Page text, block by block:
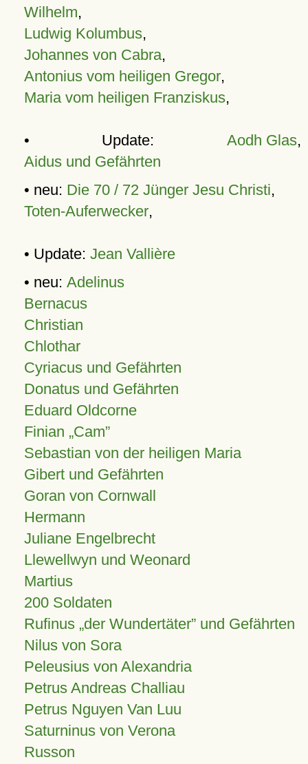
Wilhelm,
Ludwig Kolumbus,
Johannes von Cabra,
Antonius vom heiligen Gregor,
Maria vom heiligen Franziskus,
• Update: Aodh Glas,
Aidus und Gefährten
• neu: Die 70 / 72 Jünger Jesu Christi,
Toten-Auferwecker,
• Update: Jean Vallière
• neu: Adelinus
Bernacus
Christian
Chlothar
Cyriacus und Gefährten
Donatus und Gefährten
Eduard Oldcorne
Finian Cam
Sebastian von der heiligen Maria
Gibert und Gefährten
Goran von Cornwall
Hermann
Juliane Engelbrecht
Llewellwyn und Weonard
Martius
200 Soldaten
Rufinus „der Wundertäter” und Gefährten
Nilus von Sora
Peleusius von Alexandria
Petrus Andreas Challiau
Petrus Nguyen Van Luu
Saturninus von Verona
Russon